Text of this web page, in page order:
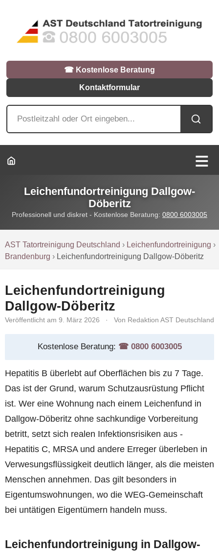
☎︎ Kostenlose Beratung
Kontaktformular
Leichenfundortreinigung Dallgow-
Döberitz
Professionell und diskret - Kostenlose Beratung: 0800 6003005
AST Tatortreinigung Deutschland › Leichenfundortreinigung ›
Brandenburg › Leichenfundortreinigung Dallgow-Döberitz
Leichenfundortreinigung
Dallgow-Döberitz
Veröffentlicht am 9. März 2026 · Von Redaktion AST Deutschland
Kostenlose Beratung: ☎︎ 0800 6003005
Hepatitis B überlebt auf Oberflächen bis zu 7 Tage.
Das ist der Grund, warum Schutzausrüstung Pflicht
ist. Wer eine Wohnung nach einem Leichenfund in
Dallgow-Döberitz ohne sachkundige Vorbereitung
betritt, setzt sich realen Infektionsrisiken aus -
Hepatitis C, MRSA und andere Erreger überleben in
Verwesungsflüssigkeit deutlich länger, als die meisten
Menschen annehmen. Das gilt besonders in
Eigentumswohnungen, wo die WEG-Gemeinschaft
bei untätigen Eigentümern handeln muss.
Leichenfundortreinigung in Dallgow-